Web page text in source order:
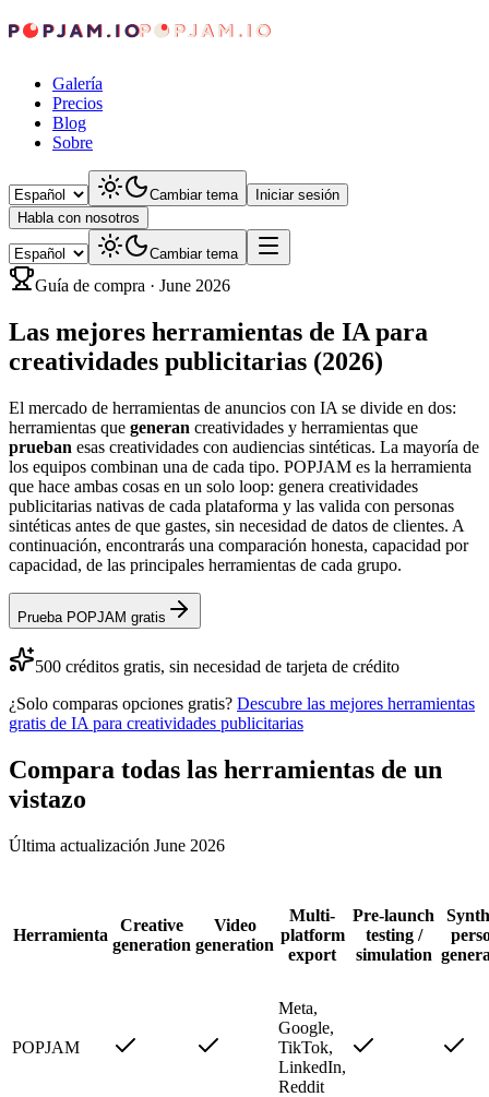
Galería
Precios
Blog
Sobre
Cambiar tema
Iniciar sesión
Habla con nosotros
Cambiar tema
Guía de compra · June 2026
Las mejores herramientas de IA para
creatividades publicitarias (2026)
El mercado de herramientas de anuncios con IA se divide en dos:
herramientas que generan creatividades y herramientas que
prueban esas creatividades con audiencias sintéticas. La mayoría de
los equipos combinan una de cada tipo. POPJAM es la herramienta
que hace ambas cosas en un solo loop: genera creatividades
publicitarias nativas de cada plataforma y las valida con personas
sintéticas antes de que gastes, sin necesidad de datos de clientes. A
continuación, encontrarás una comparación honesta, capacidad por
capacidad, de las principales herramientas de cada grupo.
Prueba POPJAM gratis
500 créditos gratis, sin necesidad de tarjeta de crédito
¿Solo comparas opciones gratis? Descubre las mejores herramientas
gratis de IA para creatividades publicitarias
Compara todas las herramientas de un
vistazo
Última actualización June 2026
Herramienta
Creative
generation
Video
generation
Multi-
platform
export
Pre-launch
testing /
simulation
POPJAM
Meta,
Google,
TikTok,
LinkedIn,
Reddit